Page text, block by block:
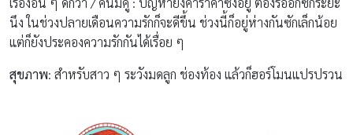
นึง ในช่วงปลายเดือนความรักก็จะดีขึ้น ช่วงนี้ก็อยู่ห่างกันซักเล็กน้อย
แต่ก็ยังประคองความรักกันได้เรื่อย ๆ
สุขภาพ: สำหรับสาว ๆ ระวังมดลูก ช่องท้อง แล้วก็ฮอร์โมนแปรปรวน